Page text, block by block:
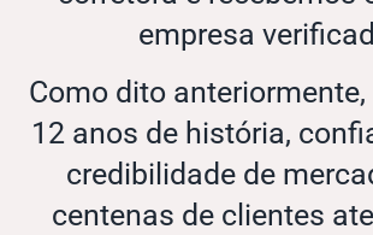
empresa
Como dito
12 anos de história,
credibilidade de
centenas de clientes